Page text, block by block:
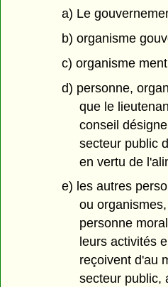
a) Le
b) organisme
c) organisme
d) personne,
que le
conseil
secteur public
en vertu de
e) les autres
ou
personne
leurs activités
reçoivent d'au
secteur public,